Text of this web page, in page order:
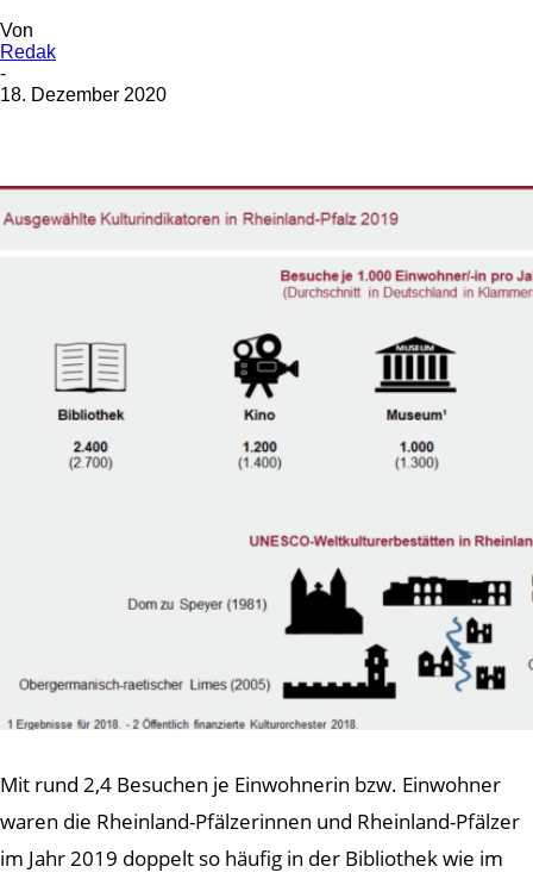
Von
Redak
-
18. Dezember 2020
Mit rund 2,4 Besuchen je Einwohnerin bzw. Einwohner
waren die Rheinland-Pfälzerinnen und Rheinland-Pfälzer
im Jahr 2019 doppelt so häufig in der Bibliothek wie im